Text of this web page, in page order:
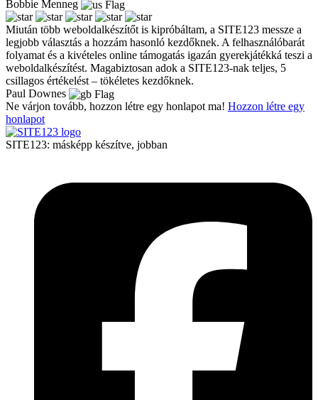
Bobbie Menneg
Miután több weboldalkészítőt is kipróbáltam, a SITE123 messze a
legjobb választás a hozzám hasonló kezdőknek. A felhasználóbarát
folyamat és a kivételes online támogatás igazán gyerekjátékká teszi a
weboldalkészítést. Magabiztosan adok a SITE123-nak teljes, 5
csillagos értékelést – tökéletes kezdőknek.
Paul Downes
Ne várjon tovább, hozzon létre egy honlapot ma! Hozzon létre egy
honlapot
SITE123: másképp készítve, jobban